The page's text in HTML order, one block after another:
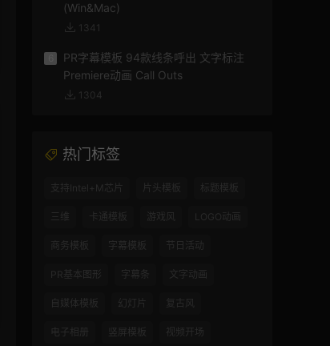
(Win&Mac)
1341
PR字幕模板 94款线条呼出 文字标注
Premiere动画 Call Outs
1304
热门标签
支持Intel+M芯片 片头模板 标题模板
三维 卡通模板 游戏风 LOGO动画
商务模板 字幕模板 节日活动
PR基本图形 字幕条 文字动画
自媒体模板 幻灯片 复古风
电子相册 竖屏模板 视频开场